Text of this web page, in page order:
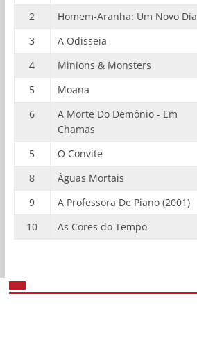
2
Homem-Aranha: Um Novo Dia
3
A Odisseia
4
Minions & Monsters
5
Moana
6
A Morte Do Demônio - Em
Chamas
5 O Convite
8
Águas Mortais
9
A Professora De Piano (2001)
10
As Cores do Tempo